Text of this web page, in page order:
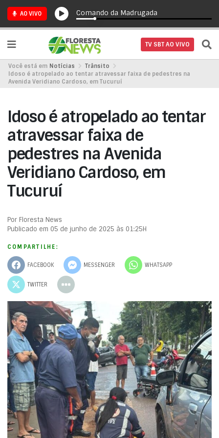
AO VIVO Comando da Madrugada
TV SBT AO VIVO
Você está em Notícias
Trânsito
Idoso é atropelado ao tentar atravessar faixa de pedestres na
Avenida Veridiano Cardoso, em Tucuruí
Idoso é atropelado ao tentar
atravessar faixa de
pedestres na Avenida
Veridiano Cardoso, em
Tucuruí
Por Floresta News
Publicado em 05 de junho de 2025 às 01:25H
COMPARTILHE:
FACEBOOK MESSENGER WHATSAPP
TWITTER